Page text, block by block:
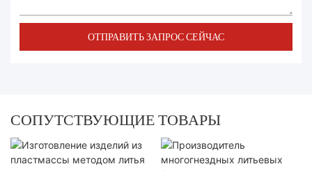
ОТПРАВИТЬ ЗАПРОС СЕЙЧАС
СОПУТСТВУЮЩИЕ ТОВАРЫ